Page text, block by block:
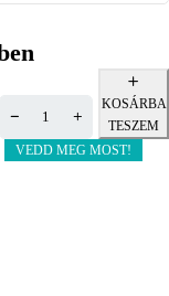
KOSÁRBA
TESZEM
VEDD MEG MOST!